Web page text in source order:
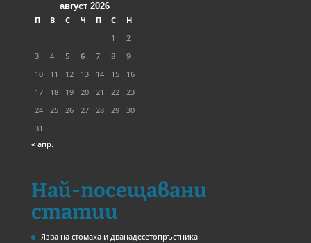
август 2026
П
В С Ч П С
Н
1
2
3
4 5 6 7 8
9
10
11 12 13 14 15
16
17
18 19 20 21 22
23
24
25 26 27 28 29
30
31
« апр.
Най-посещавани
статии
Язва на стомаха и дванадесетопръстника